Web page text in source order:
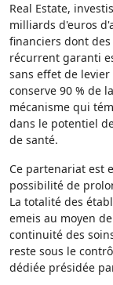
Real Estate,
milliards d'euros
financiers dont
récurrent garanti
sans effet de levier
conserve 90 % de
mécanisme qui
dans le potentiel
de santé.
Ce partenariat est
possibilité de
La totalité des
emeis au moyen
continuité des
reste sous le
dédiée présidée